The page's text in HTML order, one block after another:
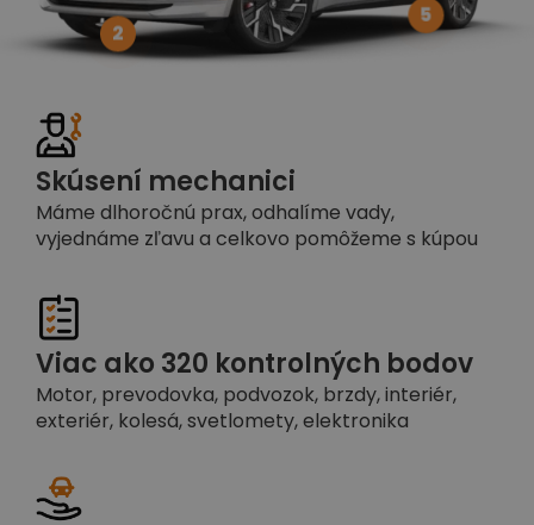
Skúsení mechanici
Máme dlhoročnú prax, odhalíme vady,
vyjednáme zľavu a celkovo pomôžeme s kúpou
Viac ako 320 kontrolných bodov
Motor, prevodovka, podvozok, brzdy, interiér,
exteriér, kolesá, svetlomety, elektronika
2
5